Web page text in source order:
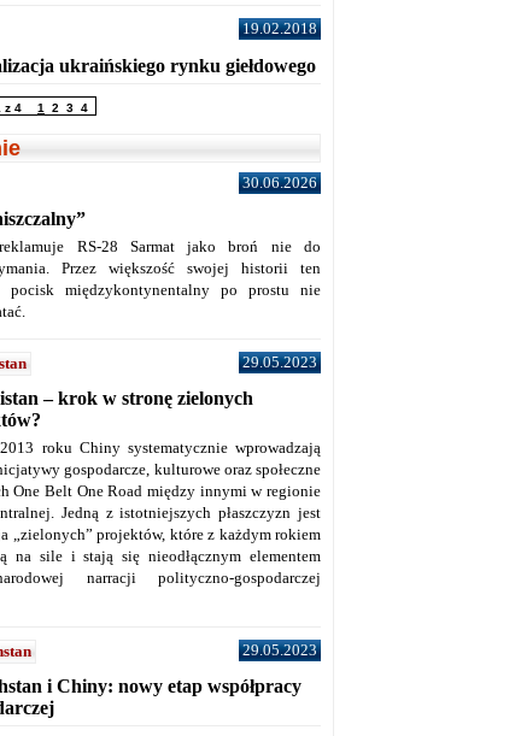
19.02.2018
ukraińskiego rynku giełdowego
z 4 1 2 3 4
30.06.2026
RS-28 Sarmat jako broń nie do
Przez większość swojej historii ten
pocisk międzykontynentalny po prostu nie
29.05.2023
– krok w stronę zielonych
roku Chiny systematycznie wprowadzają
gospodarcze, kulturowe oraz społeczne
One Belt One Road między innymi w regionie
Jedną z istotniejszych płaszczyzn jest
„zielonych” projektów, które z każdym rokiem
na sile i stają się nieodłącznym elementem
narracji polityczno-gospodarczej
29.05.2023
i Chiny: nowy etap współpracy